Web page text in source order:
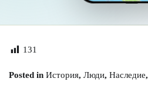
131
Posted in История, Люди, Наследие,